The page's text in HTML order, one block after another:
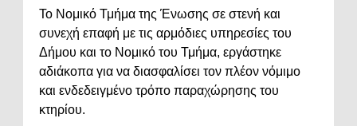
Το Νομικό Τμήμα της Ένωσης σε στενή και
συνεχή επαφή με τις αρμόδιες υπηρεσίες του
Δήμου και το Νομικό του Τμήμα, εργάστηκε
αδιάκοπα για να διασφαλίσει τον πλέον νόμιμο
και ενδεδειγμένο τρόπο παραχώρησης του
κτηρίου.